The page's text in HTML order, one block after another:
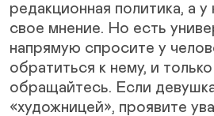
редакционная политика, а
свое мнение. Но есть
напрямую спросите у
обратиться к нему, и
обращайтесь. Если
«художницей», проявите